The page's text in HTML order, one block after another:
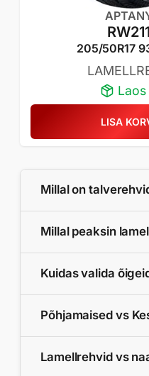
RW211
205/50R17
LISA
Millal on
Millal peaksin
Kuidas valida
Põhjamaised vs
Lamellrehvid vs